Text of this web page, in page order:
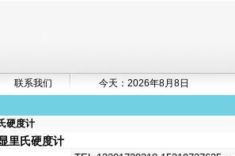
联系我们 今天：2026年8月8日
硬度计
里氏硬度计